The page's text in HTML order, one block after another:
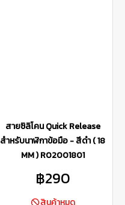
สายซิลิโคน Quick Release
สำหรับนาฬิกาข้อมือ - สีดำ ( 18
MM ) R02001801
฿290
สินค้าหมด